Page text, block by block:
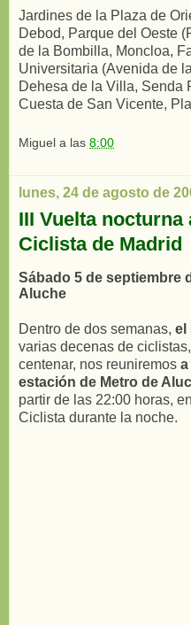
Jardines de la Plaza de
Debod, Parque del Oeste
de la Bombilla, Moncloa,
Universitaria (Avenida de
Dehesa de la Villa, Senda
Cuesta de San Vicente,
Miguel a las 8:00
lunes, 24 de agosto de
III Vuelta nocturna
Ciclista de Madrid
Sábado 5 de septiembre
Aluche
Dentro de dos semanas, el
varias decenas de
centenar, nos reuniremos a
estación de Metro de
partir de las 22:00 horas,
Ciclista durante la noche.